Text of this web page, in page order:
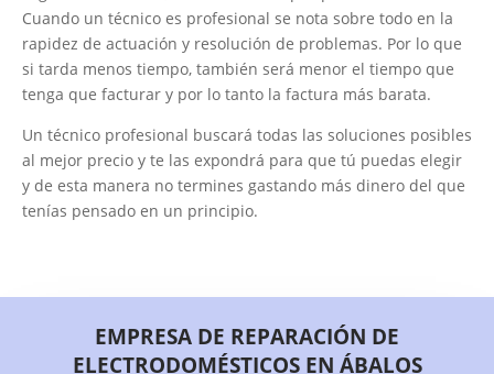
Cuando un técnico es profesional se nota sobre todo en la
rapidez de actuación y resolución de problemas. Por lo que
si tarda menos tiempo, también será menor el tiempo que
tenga que facturar y por lo tanto la factura más barata.
Un técnico profesional buscará todas las soluciones posibles
al mejor precio y te las expondrá para que tú puedas elegir
y de esta manera no termines gastando más dinero del que
tenías pensado en un principio.
EMPRESA DE REPARACIÓN DE
ELECTRODOMÉSTICOS EN ÁBALOS